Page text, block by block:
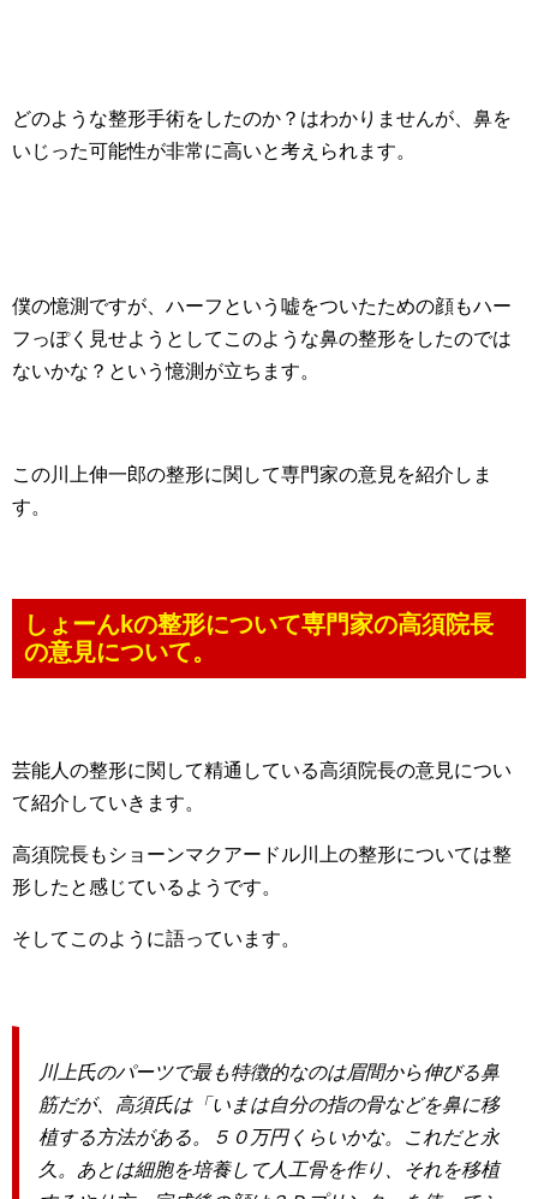
どのような整形手術をしたのか？はわかりませんが、鼻を
いじった可能性が非常に高いと考えられます。
僕の憶測ですが、ハーフという嘘をついたための顔もハー
フっぽく見せようとしてこのような鼻の整形をしたのでは
ないかな？という憶測が立ちます。
この川上伸一郎の整形に関して専門家の意見を紹介しま
す。
しょーんkの整形について専門家の高須院長
の意見について。
芸能人の整形に関して精通している高須院長の意見につい
て紹介していきます。
高須院長もショーンマクアードル川上の整形については整
形したと感じているようです。
そしてこのように語っています。
川上氏のパーツで最も特徴的なのは眉間から伸びる鼻
筋だが、高須氏は「いまは自分の指の骨などを鼻に移
植する方法がある。５０万円くらいかな。これだと永
久。あとは細胞を培養して人工骨を作り、それを移植